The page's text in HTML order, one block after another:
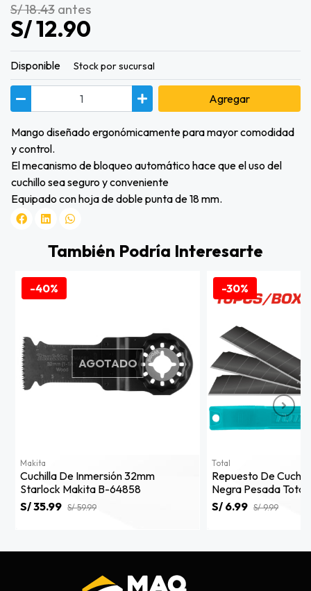
S/ 18.43 antes
S/ 12.90
Disponible Stock por sucursal
Agregar
Mango diseñado ergonómicamente para mayor comodidad
y control.
El mecanismo de bloqueo automático hace que el uso del
cuchillo sea seguro y conveniente
Equipado con hoja de doble punta de 18 mm.
También Podría Interesarte
-40%
AGOTADO
Makita
Cuchilla De Inmersión 32mm
Starlock Makita B-64858
S/ 35.99 S/ 59.99
-30%
Total
Repuesto De
Negra Pesada Total
S/ 6.99 S/ 9.99